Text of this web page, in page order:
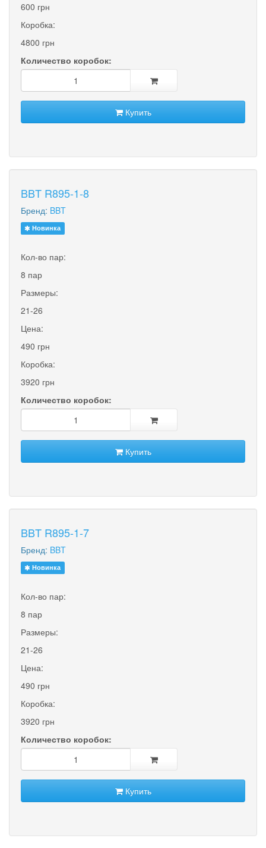
600 грн
Коробка:
4800 грн
Количество коробок:
Купить
BBT R895-1-8
Бренд: BBT
Новинка
Кол-во пар:
8 пар
Размеры:
21-26
Цена:
490 грн
Коробка:
3920 грн
Количество коробок:
Купить
BBT R895-1-7
Бренд: BBT
Новинка
Кол-во пар:
8 пар
Размеры:
21-26
Цена:
490 грн
Коробка:
3920 грн
Количество коробок:
Купить